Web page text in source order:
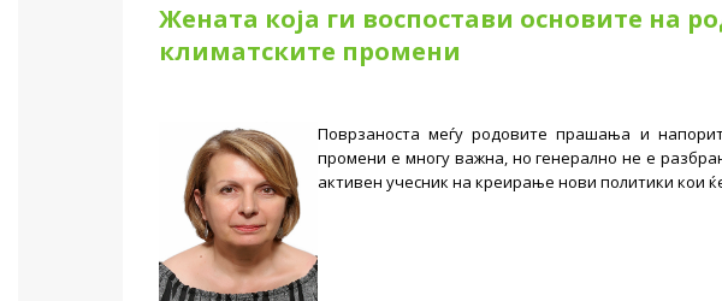
Жената која ги воспостави основите на
климатските промени
Поврзаноста меѓу родовите прашања и
промени е многу важна, но генерално не е
активен учесник на креирање нови политики кои